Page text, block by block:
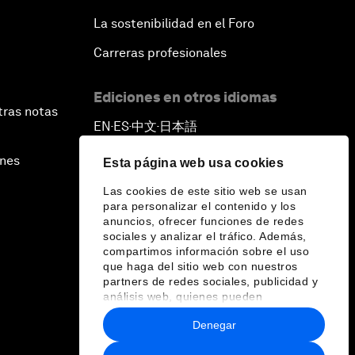
Esta página web usa cookies
Las cookies de este sitio web se usan
para personalizar el contenido y los
anuncios, ofrecer funciones de redes
sociales y analizar el tráfico. Además,
compartimos información sobre el uso
que haga del sitio web con nuestros
partners de redes sociales, publicidad y
análisis web, quienes pueden
combinarla con otra información que les
haya proporcionado o que hayan
recopilado a partir del uso que haya
Denegar
notas
La sostenibilidad en el Foro
Carreras profesionales
Ediciones en otros idiomas
EN ▪ ES▪中文▪ 日本語